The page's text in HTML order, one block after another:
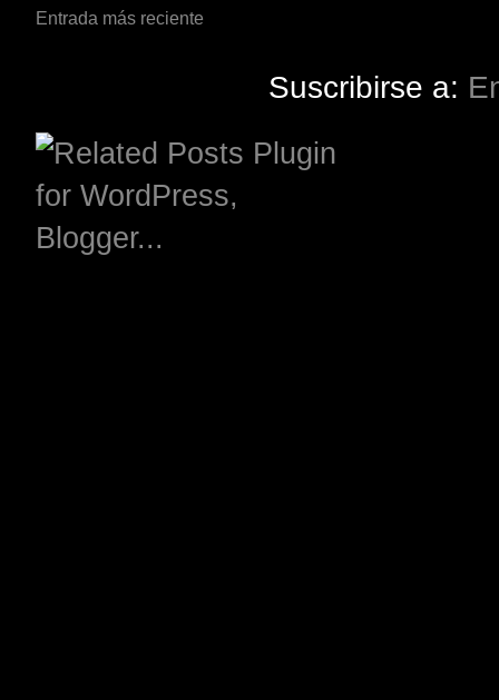
Entrada más reciente
Suscribirse a: